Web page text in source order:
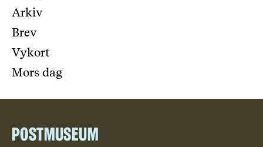
Arkiv
Brev
Vykort
Mors dag
Postmuseum